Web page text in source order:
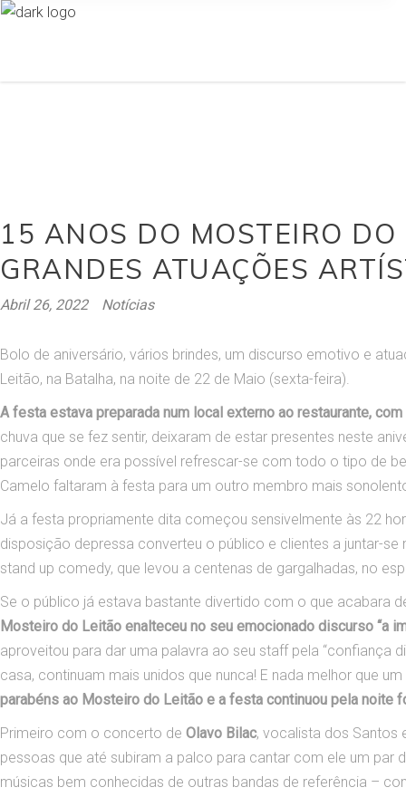
15 ANOS DO MOSTEIRO
GRANDES ATUAÇÕES
Abril 26, 2022 Notícias
Bolo de aniversário, vários brindes, um discurso emotivo e
Leitão, na Batalha, na noite de 22 de Maio (sexta-feira).
A festa estava preparada num local externo ao restaurante,
chuva que se fez sentir, deixaram de estar presentes neste
parceiras onde era possível refrescar-se com todo o tipo de
Camelo faltaram à festa para um outro membro mais
Já a festa propriamente dita começou sensivelmente às 22
disposição depressa converteu o público e clientes a juntar-
stand up comedy, que levou a centenas de gargalhadas, no
Se o público já estava bastante divertido com o que acabara
Mosteiro do Leitão enalteceu no seu emocionado discurso “a
aproveitou para dar uma palavra ao seu staff pela “confiança
casa, continuam mais unidos que nunca! E nada melhor que
parabéns ao Mosteiro do Leitão e a festa continuou pela noite
Primeiro com o concerto de Olavo Bilac, vocalista dos Santos
pessoas que até subiram a palco para cantar com ele um par
músicas bem conhecidas de outras bandas de referência –